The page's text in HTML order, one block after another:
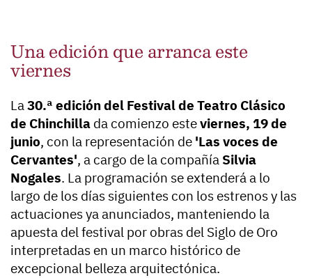
Una edición que arranca este
viernes
La30.ª edición del Festival de Teatro Clásico
de Chinchilla da comienzo esteviernes, 19 de
junio, con la representación de 'Las voces de
Cervantes', a cargo de la compañía Silvia
Nogales. La programación se extenderá a lo
largo de los días siguientes con los estrenos y las
actuaciones ya anunciados, manteniendo la
apuesta del festival por obras del Siglo de Oro
interpretadas en un marco histórico de
excepcional belleza arquitectónica.